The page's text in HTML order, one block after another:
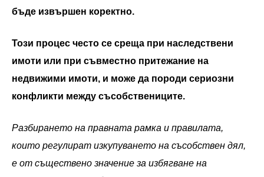
бъде извършен коректно.
Този процес често се среща при наследствени
имоти или при съвместно притежание на
недвижими имоти, и може да породи сериозни
конфликти между съсобствениците.
Разбирането на правната рамка и правилата,
които регулират изкупуването на съсобствен дял,
е от съществено значение за избягване на